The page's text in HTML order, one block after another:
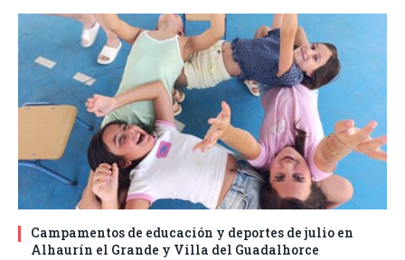
Campamentos de educación y deportes de julio en
Alhaurín el Grande y Villa del Guadalhorce